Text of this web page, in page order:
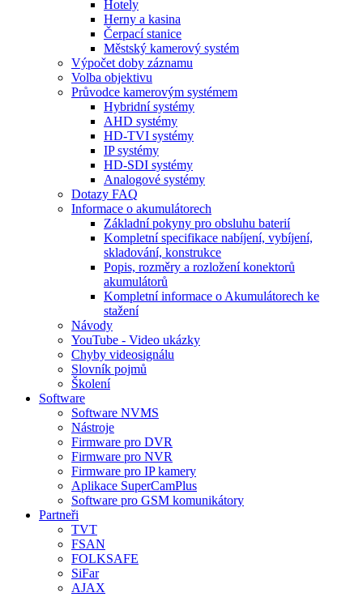
Hotely
Herny a kasina
Čerpací stanice
Městský kamerový systém
Výpočet doby záznamu
Volba objektivu
Průvodce kamerovým systémem
Hybridní systémy
AHD systémy
HD-TVI systémy
IP systémy
HD-SDI systémy
Analogové systémy
Dotazy FAQ
Informace o akumulátorech
Základní pokyny pro obsluhu baterií
Kompletní specifikace nabíjení, vybíjení,
skladování, konstrukce
Popis, rozměry a rozložení konektorů
akumulátorů
Kompletní informace o Akumulátorech ke
stažení
Návody
YouTube - Video ukázky
Chyby videosignálu
Slovník pojmů
Školení
Software
Software NVMS
Nástroje
Firmware pro DVR
Firmware pro NVR
Firmware pro IP kamery
Aplikace SuperCamPlus
Software pro GSM komunikátory
Partneři
TVT
FSAN
FOLKSAFE
SiFar
AJAX